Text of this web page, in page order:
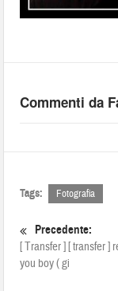
Commenti da
Tags: Fotografia
Precedente:
[ Transfer ] [ transfer ]
you boy ( gi